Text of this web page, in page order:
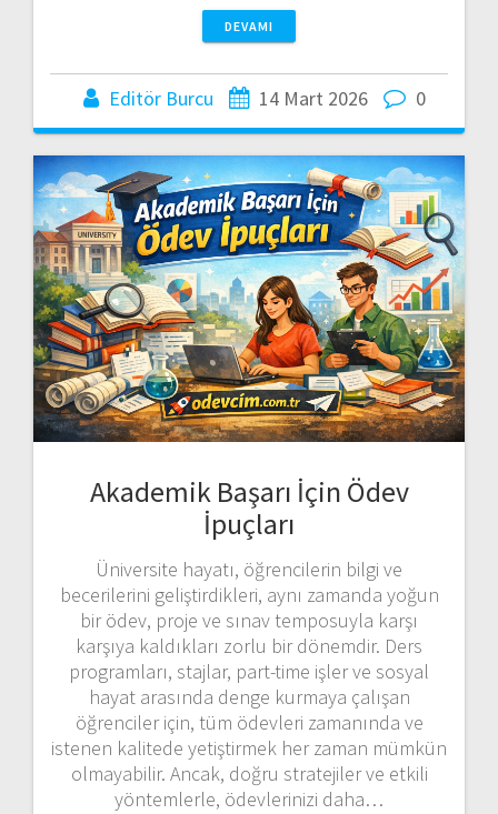
DEVAMI
Editör Burcu 14 Mart 2026 0
Akademik Başarı İçin Ödev
İpuçları
Üniversite hayatı, öğrencilerin bilgi ve
becerilerini geliştirdikleri, aynı zamanda yoğun
bir ödev, proje ve sınav temposuyla karşı
karşıya kaldıkları zorlu bir dönemdir. Ders
programları, stajlar, part-time işler ve sosyal
hayat arasında denge kurmaya çalışan
öğrenciler için, tüm ödevleri zamanında ve
istenen kalitede yetiştirmek her zaman mümkün
olmayabilir. Ancak, doğru stratejiler ve etkili
yöntemlerle, ödevlerinizi daha…